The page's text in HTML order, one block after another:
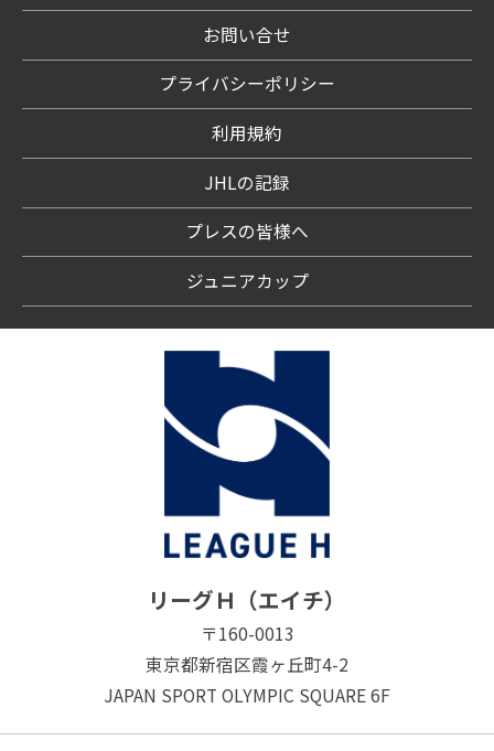
お問い合せ
プライバシーポリシー
利用規約
JHLの記録
プレスの皆様へ
ジュニアカップ
リーグＨ（エイチ）
〒160-0013
東京都新宿区霞ヶ丘町4-2
JAPAN SPORT OLYMPIC SQUARE 6F